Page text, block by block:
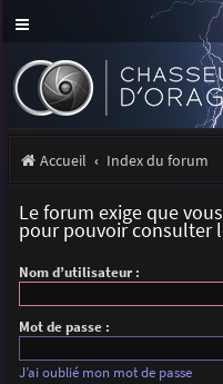
Accueil Index du forum
Le forum exige que
pour pouvoir consulter
Nom d’utilisateur :
Mot de passe :
J’ai oublié mon mot de passe